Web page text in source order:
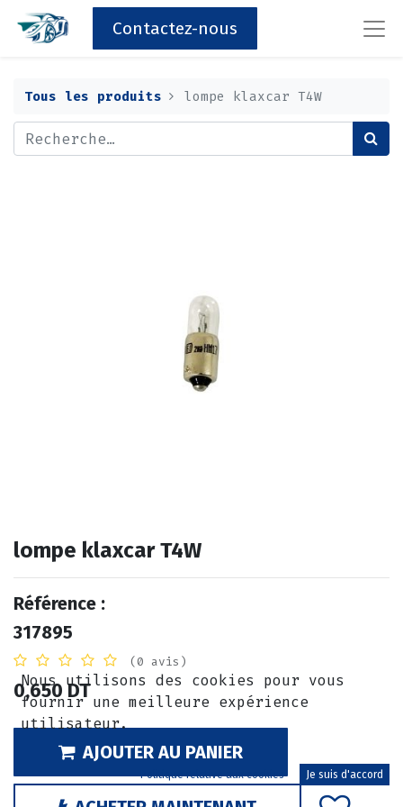
Contactez-nous
Tous les produits lompe klaxcar T4W
lompe klaxcar T4W
Référence :
317895
(0 avis)
0,650DT
AJOUTER AU PANIER
Nous utilisons des cookies pour vous
fournir une meilleure expérience
utilisateur.
Politique relative aux cookies Je suis d'accord